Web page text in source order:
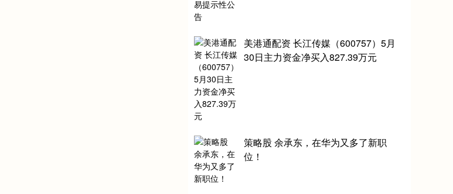
美港通配资 长江传媒（600757）5月
30日主力资金净买入827.39万元
策略股 余承东，在华为又多了新职
位！